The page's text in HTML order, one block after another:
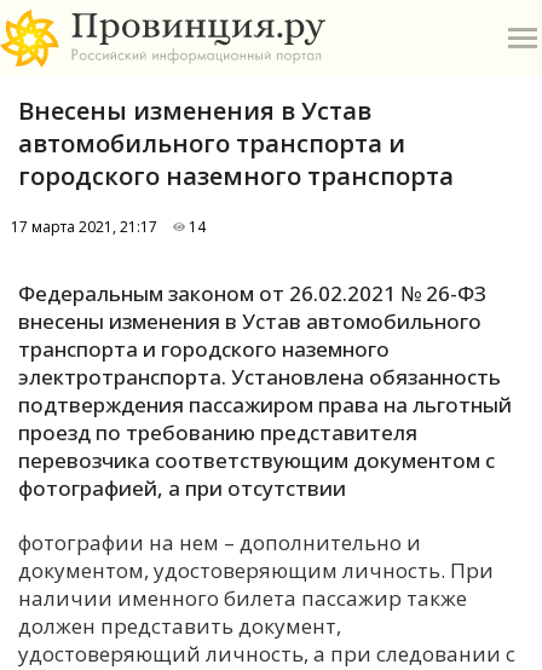
А
Б
В
Е
П
Р
С
Внесены изменения в Устав
автомобильного транспорта и
городского наземного транспорта
17 марта 2021, 21:17 14
Федеральным законом от 26.02.2021 № 26-ФЗ
внесены изменения в Устав автомобильного
транспорта и городского наземного
электротранспорта. Установлена обязанность
подтверждения пассажиром права на льготный
проезд по требованию представителя
перевозчика соответствующим документом с
фотографией, а при отсутствии
фотографии на нем – дополнительно и
документом, удостоверяющим личность. При
наличии именного билета пассажир также
должен представить документ,
удостоверяющий личность, а при следовании с